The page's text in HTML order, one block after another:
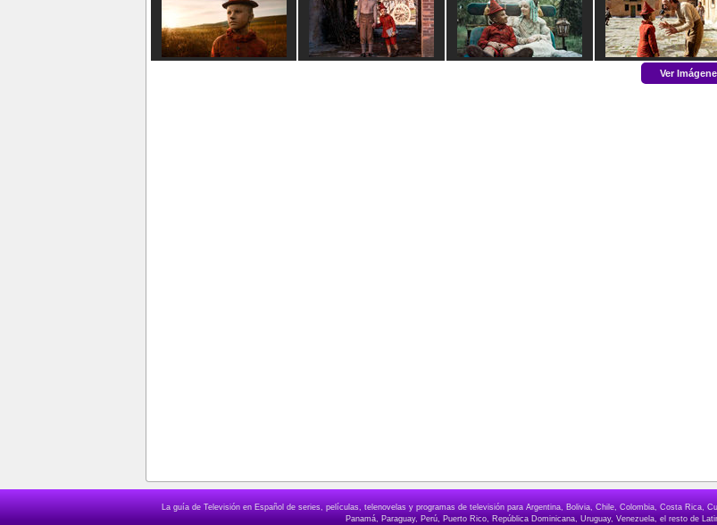
Ver
La guía de Televisión en Español de series, películas, telenovelas y programas de televisión para Argentina, Bolivia, Chile, Colombia, Costa Rica,
Panamá, Paraguay, Perú, Puerto Rico, República Dominicana, Uruguay, Venezuela, el resto de